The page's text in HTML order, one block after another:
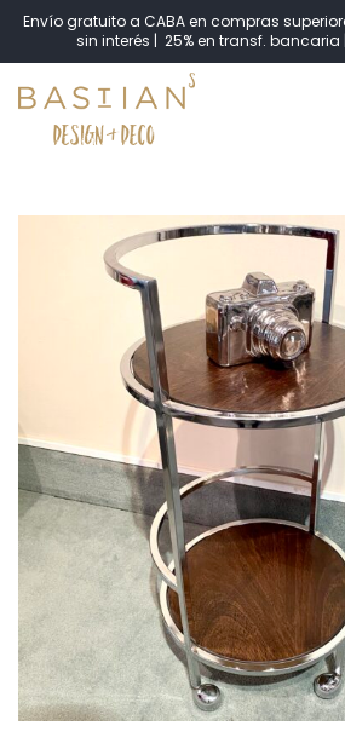
Envío gratuito a CABA en compras
sin interés | 25% en transf. bancaria